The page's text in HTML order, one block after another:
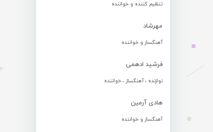
تنظیم کننده و خواننده
مهرشاد
آهنگساز و خواننده
فرشید ادهمی
نوازنده ، آهنگساز ، خواننده
هادی آرمین
آهنگساز و خواننده